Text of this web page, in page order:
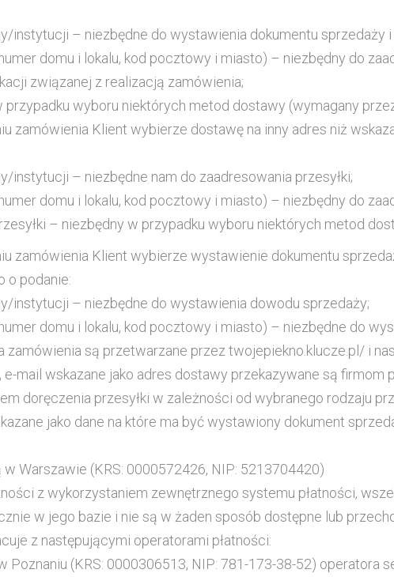
instytucji – niezbędne do wystawienia dokumentu sprzedaży i
domu i lokalu, kod pocztowy i miasto) – niezbędny do
związanej z realizacją zamówienia;
przypadku wyboru niektórych metod dostawy (wymagany
zamówienia Klient wybierze dostawę na inny adres niż
instytucji – niezbędne nam do zaadresowania przesyłki;
domu i lokalu, kod pocztowy i miasto) – niezbędny do
– niezbędny w przypadku wyboru niektórych metod
zamówienia Klient wybierze wystawienie dokumentu
o podanie:
instytucji – niezbędne do wystawienia dowodu sprzedaży;
domu i lokalu, kod pocztowy i miasto) – niezbędne do
zamówienia są przetwarzane przez twojepiekno.klucze.pl/ i
e-mail wskazane jako adres dostawy przekazywane są
doręczenia przesyłki w zależności od wybranego rodzaju
jako dane na które ma być wystawiony dokument
w Warszawie (KRS: 0000572426, NIP: 5213704420)
z wykorzystaniem zewnętrznego systemu płatności,
w jego bazie i nie są w żaden sposób dostępne lub
z następującymi operatorami płatności:
Poznaniu (KRS: 0000306513, NIP: 781-173-38-52) operatora